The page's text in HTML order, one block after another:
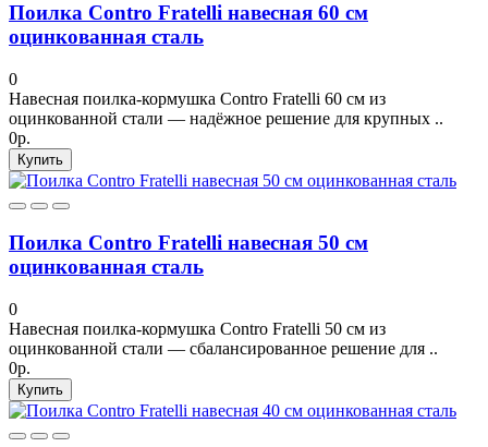
Поилка Contro Fratelli навесная 60 см
оцинкованная сталь
0
Навесная поилка-кормушка Contro Fratelli 60 см из
оцинкованной стали — надёжное решение для крупных ..
0р.
Купить
Поилка Contro Fratelli навесная 50 см
оцинкованная сталь
0
Навесная поилка-кормушка Contro Fratelli 50 см из
оцинкованной стали — сбалансированное решение для ..
0р.
Купить